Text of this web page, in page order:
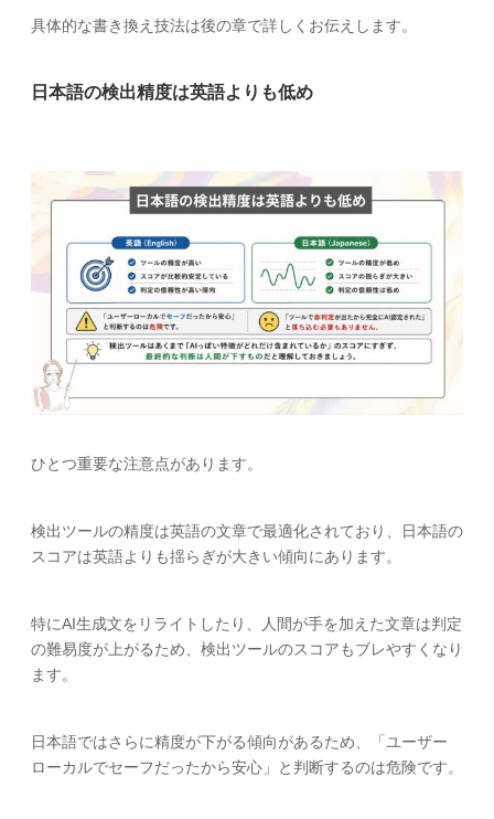
具体的な書き換え技法は後の章で詳しくお伝えします。
日本語の検出精度は英語よりも低め
ひとつ重要な注意点があります。
検出ツールの精度は英語の文章で最適化されており、日本語の
スコアは英語よりも揺らぎが大きい傾向にあります。
特にAI生成文をリライトしたり、人間が手を加えた文章は判定
の難易度が上がるため、検出ツールのスコアもブレやすくなり
ます。
日本語ではさらに精度が下がる傾向があるため、「ユーザー
ローカルでセーフだったから安心」と判断するのは危険です。